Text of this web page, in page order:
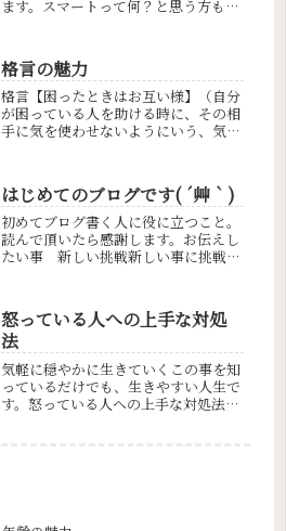
ます。スマートって何？と思う方もい
感じ。体つきがすらりとしているさ
ま。態度が洗練されているさま。賢
い。利...
格言の魅力
格言【困ったときはお互い様】（自分
が困っている人を助ける時に、その相
手に気を使わせないようにいう、気遣
たら嬉しいです
はじめてのブログです( ´艸｀)
初めてブログ書く人に役に立つこと。
読んで頂いたら感謝します。お伝えし
たい事 新しい挑戦新しい事に挑戦。
で、子供達がすごく頑張っている事に
築かされました。何も分からないま
ま、幼...
怒っている人への上手な対処
法
気軽に穏やかに生きていくこの事を知
っているだけでも、生きやすい人生で
す。怒っている人への上手な対処法